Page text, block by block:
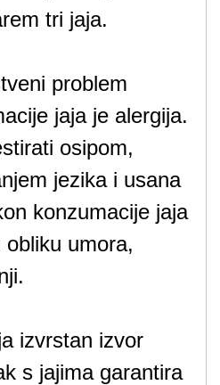
tri jaja.
problem
jaja je alergija.
osipom,
jezika i usana
konzumacije jaja
umora,
izvrstan izvor
s jajima garantira